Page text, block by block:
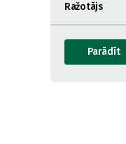
Ražotājs